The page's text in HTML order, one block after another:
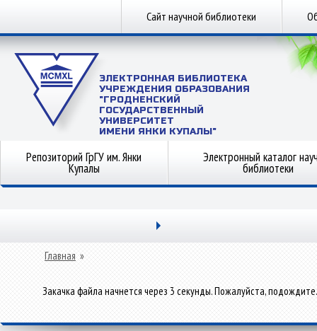
Сайт научной библиотеки
ЭЛЕКТРОННАЯ БИБЛИОТЕКА
УЧРЕЖДЕНИЯ ОБРАЗОВАНИЯ
"ГРОДНЕНСКИЙ
ГОСУДАРСТВЕННЫЙ
УНИВЕРСИТЕТ
ИМЕНИ ЯНКИ КУПАЛЫ"
Репозиторий ГрГУ им. Янки
Купалы
Электронный каталог
библиотеки
Главная »
Закачка файла начнется через 3 секунды. Пожалуйста, подождите.